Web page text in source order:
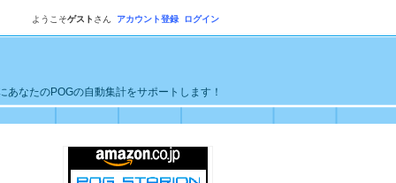
ようこそゲスト さん アカウント登録 ログイン
なたのPOGの自動集計をサポートします！